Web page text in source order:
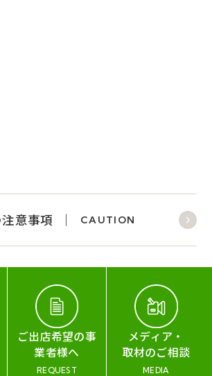
意事項 CAUTION
ご出店希望の事
業者様へ
REQUEST
メディア・
取材のご相談
MEDIA